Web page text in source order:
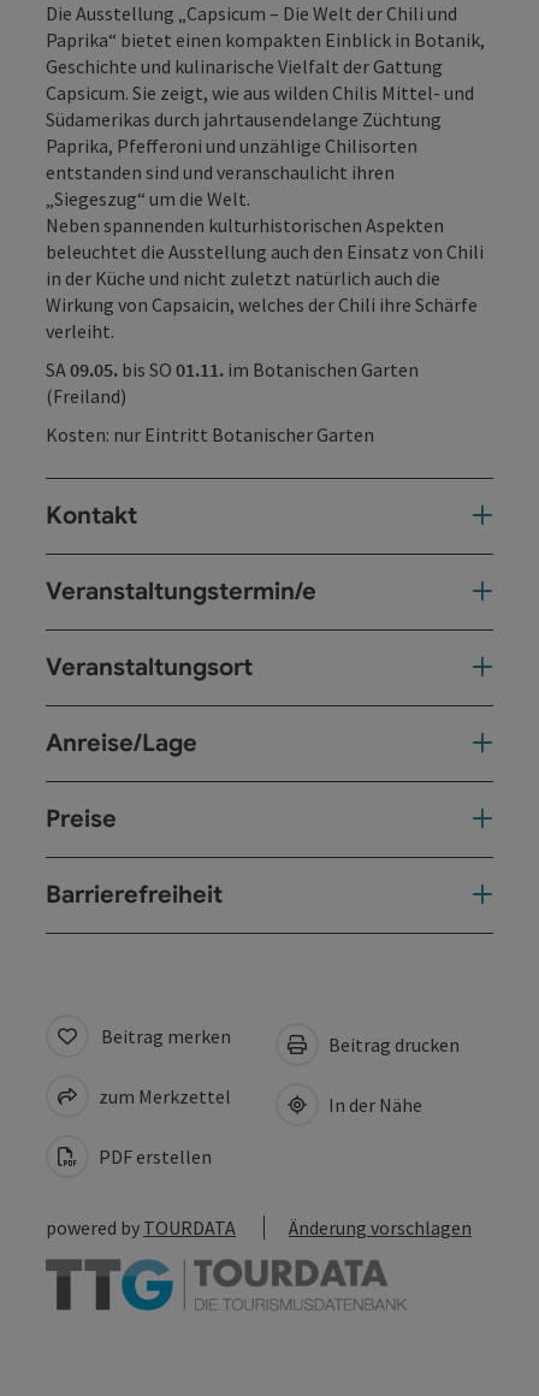
Die Ausstellung „Capsicum – Die Welt der Chili und
Paprika“ bietet einen kompakten Einblick in Botanik,
Geschichte und kulinarische Vielfalt der Gattung
Capsicum. Sie zeigt, wie aus wilden Chilis Mittel- und
Südamerikas durch jahrtausendelange Züchtung
Paprika, Pfefferoni und unzählige Chilisorten
entstanden sind und veranschaulicht ihren
„Siegeszug“ um die Welt.
Neben spannenden kulturhistorischen Aspekten
beleuchtet die Ausstellung auch den Einsatz von Chili
in der Küche und nicht zuletzt natürlich auch die
Wirkung von Capsaicin, welches der Chili ihre Schärfe
verleiht.
SA09.05. bis SO 01.11. im Botanischen Garten
(Freiland)
Kosten: nur Eintritt Botanischer Garten
Kontakt
Veranstaltungstermin/e
Veranstaltungsort
Anreise/Lage
Preise
Barrierefreiheit
Beitrag merken
zum Merkzettel
PDF erstellen
Beitrag drucken
In der Nähe
powered by TOURDATA Änderung vorschlagen